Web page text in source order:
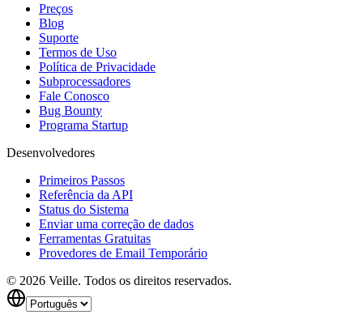
Preços
Blog
Suporte
Termos de Uso
Política de Privacidade
Subprocessadores
Fale Conosco
Bug Bounty
Programa Startup
Desenvolvedores
Primeiros Passos
Referência da API
Status do Sistema
Enviar uma correção de dados
Ferramentas Gratuitas
Provedores de Email Temporário
© 2026 Veille. Todos os direitos reservados.